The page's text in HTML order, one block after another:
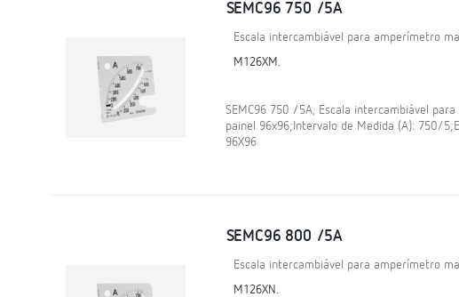
SEMC96 750 /5A
Escala intercambiável para amperímetro
M126XM.
SEMC96 750 /5A, Escala intercambiável
painel 96x96;Intervalo de Medida (A): 750/
96X96
SEMC96 800 /5A
Escala intercambiável para amperímetro
M126XN.